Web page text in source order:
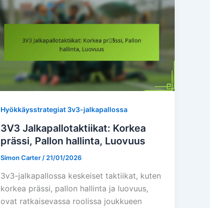
Hyökkäysstrategiat 3v3-jalkapallossa
3V3 Jalkapallotaktiikat: Korkea
prässi, Pallon hallinta, Luovuus
Simon Carter / 21/01/2026
3v3-jalkapallossa keskeiset taktiikat, kuten
korkea prässi, pallon hallinta ja luovuus,
ovat ratkaisevassa roolissa joukkueen